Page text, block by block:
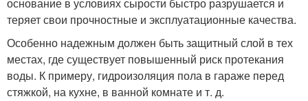
основание в условиях сырости быстро разрушается и
теряет свои прочностные и эксплуатационные качества.
Особенно надежным должен быть защитный слой в тех
местах, где существует повышенный риск протекания
воды. К примеру, гидроизоляция пола в гараже перед
стяжкой, на кухне, в ванной комнате и т. д.